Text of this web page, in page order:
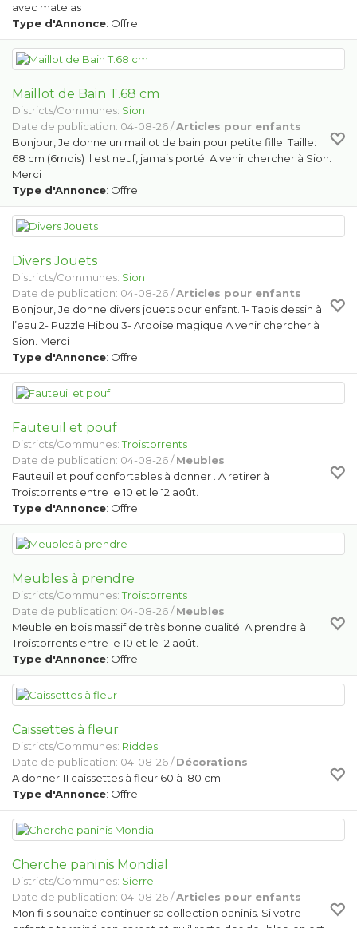
avec matelas
Type d'Annonce: Offre
Maillot de Bain T.68 cm
Districts/Communes: Sion
Date de publication: 04-08-26 /Articles pour enfants
Bonjour, Je donne un maillot de bain pour petite fille. Taille:
68 cm (6mois) Il est neuf, jamais porté. A venir chercher à Sion.
Merci
Type d'Annonce: Offre
Divers Jouets
Districts/Communes: Sion
Date de publication: 04-08-26 /Articles pour enfants
Bonjour, Je donne divers jouets pour enfant. 1- Tapis dessin à
l’eau 2- Puzzle Hibou 3- Ardoise magique A venir chercher à
Sion. Merci
Type d'Annonce: Offre
Fauteuil et pouf
Districts/Communes:Troistorrents
Date de publication: 04-08-26 /Meubles
Fauteuil et pouf confortables à donner . A retirer à
Troistorrents entre le 10 et le 12 août.
Type d'Annonce: Offre
Meubles à prendre
Districts/Communes:Troistorrents
Date de publication: 04-08-26 /Meubles
Meuble en bois massif de très bonne qualité A prendre à
Troistorrents entre le 10 et le 12 août.
Type d'Annonce: Offre
Caissettes à fleur
Districts/Communes: Riddes
Date de publication: 04-08-26 /Décorations
A donner 11 caissettes à fleur 60 à 80 cm
Type d'Annonce: Offre
Cherche paninis Mondial
Districts/Communes: Sierre
Date de publication: 04-08-26 /Articles pour enfants
Mon fils souhaite continuer sa collection paninis. Si votre